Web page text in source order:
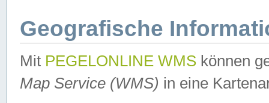
Geografische
Mit PEGELONLINE WMS können
Map Service (WMS) in eine